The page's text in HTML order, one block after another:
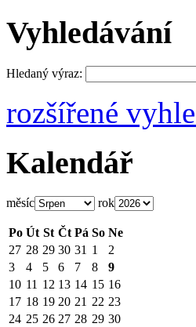
Vyhledávání
Hledaný výraz:
rozšířené
Kalendář
měsíc rok
Po Út St Čt Pá So Ne
27 28 29 30 31 1
2
3
4 5 6 7 8
9
10 11 12 13 14 15 16
17 18 19 20 21 22 23
24 25 26 27 28 29 30